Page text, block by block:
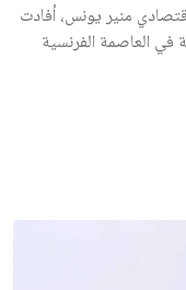
منير يونس، أفادت
في العاصمة الفرنسية